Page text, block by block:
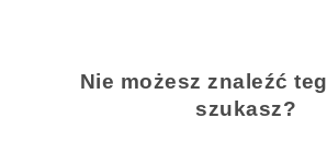
Nie możesz znaleźć
szukasz?